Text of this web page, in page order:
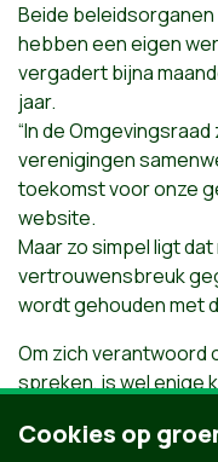
Beide
hebben een eigen
vergadert bijna
jaar.
“In de
verenigingen
toekomst voor onze
website.
Maar zo simpel ligt dat
vertrouwensbreuk
wordt gehouden met
Om zich verantwoord
spreken, is wel enige
Cookies op